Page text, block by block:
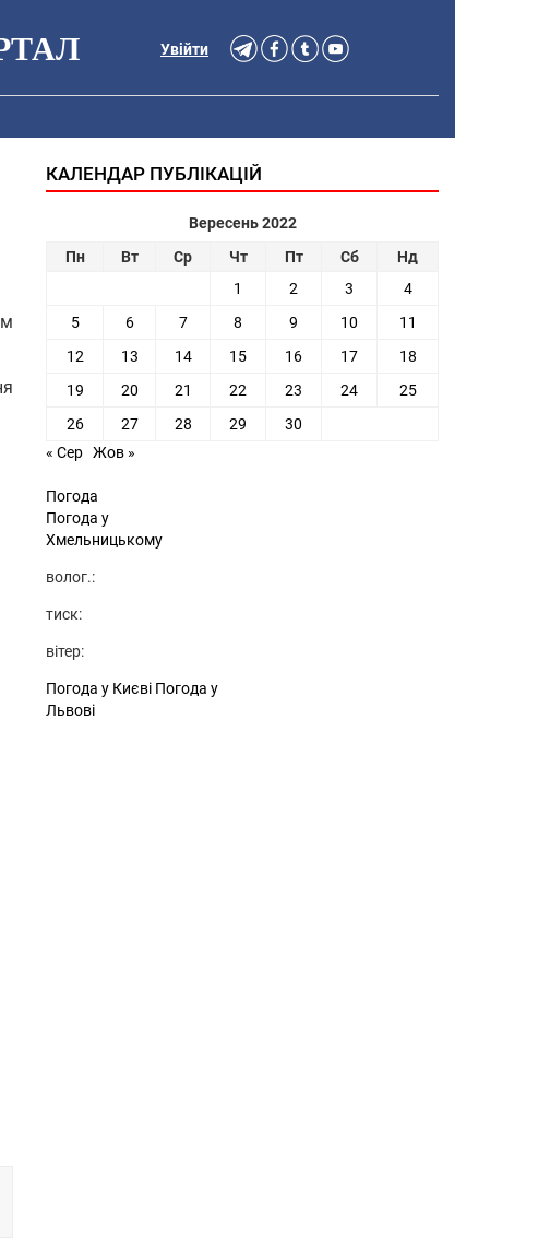
Увійти
КАЛЕНДАР ПУБЛІКАЦІЙ
Вересень 2022
Пн
Вт Ср Чт Пт Сб
Нд
1
2 3
4
5
6 7 8 9 10
11
12
13 14 15 16 17
18
19
20 21 22 23 24
25
26
27 28 29
30
« Сер Жов »
Погода
Погода у
Хмельницькому
волог.:
тиск:
вітер:
Погода у Києві Погода у
Львові